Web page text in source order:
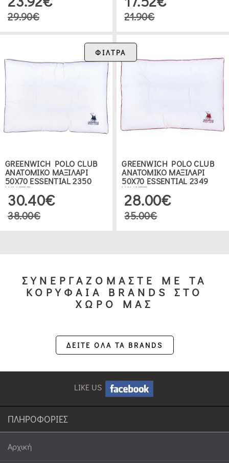
29.90€ 21.90€
GREENWICH POLO CLUB
ΑΝΑΤΟΜΙΚΟ ΜΑΞΙΛΑΡΙ
50Χ70 ESSENTIAL 2350
WHITE
30.40€
38.00€
GREENWICH POLO CLUB
ΑΝΑΤΟΜΙΚΟ ΜΑΞΙΛΑΡΙ
50Χ70 ESSENTIAL 2349
WHITE
28.00€
35.00€
ΦΙΛΤΡΑ
ΣΥΝΕΡΓΑΖΟΜΑΣΤΕ ΜΕ ΤΑ
ΚΟΡΥΦΑΙΑ BRANDS ΣΤΟ
ΧΩΡΟ ΜΑΣ
ΔΕΙΤΕ ΟΛΑ ΤΑ BRANDS
LIKE US
ΠΛΗΡΟΦΟΡΙΕΣ
Αρχική